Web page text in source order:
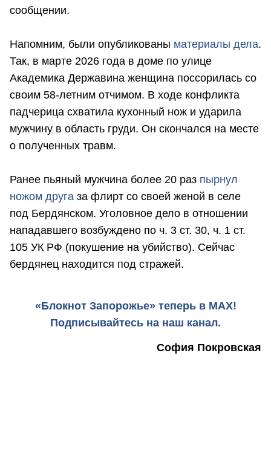
сообщении.
Напомним, были опубликованы материалы дела.
Так, в марте 2026 года в доме по улице
Академика Державина женщина поссорилась со
своим 58-летним отчимом. В ходе конфликта
падчерица схватила кухонный нож и ударила
мужчину в область груди. Он скончался на месте
о полученных травм.
Ранее пьяный мужчина более 20 раз пырнул
ножом друга за флирт со своей женой в селе
под Бердянском. Уголовное дело в отношении
нападавшего возбуждено по ч. 3 ст. 30, ч. 1 ст.
105 УК РФ (покушение на убийство). Сейчас
бердянец находится под стражей.
«Блокнот Запорожье» теперь в MAX!
Подписывайтесь на наш канал.
София Покровская